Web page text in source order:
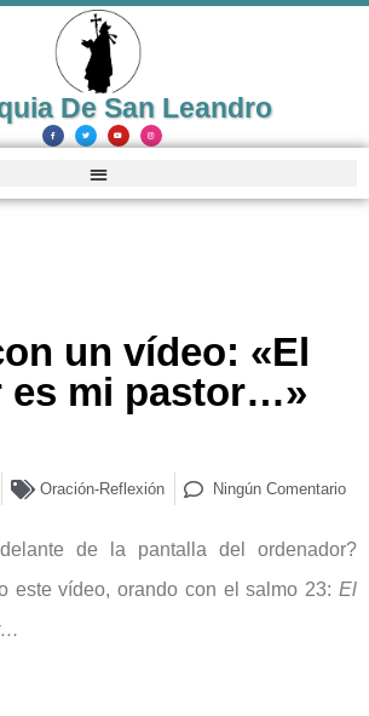
De San Leandro
un vídeo: «El
es mi pastor…»
Oración-Reflexión Ningún Comentario
de la pantalla del ordenador?
este vídeo, orando con el salmo 23: El